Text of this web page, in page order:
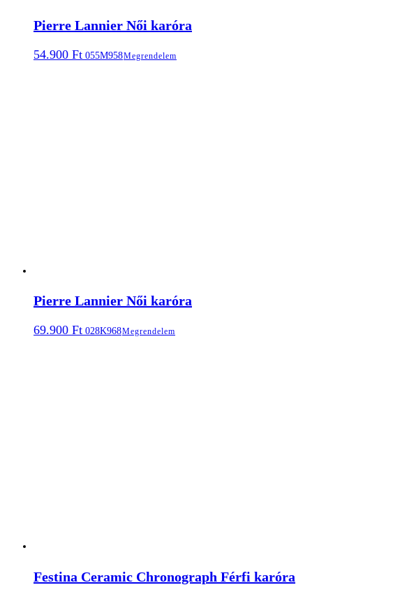
Pierre Lannier Női karóra
54.900 Ft 055M958Megrendelem
Pierre Lannier Női karóra
69.900 Ft 028K968Megrendelem
Festina Ceramic Chronograph Férfi karóra